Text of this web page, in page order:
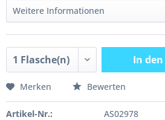
Weitere Informationen
In den
Merken Bewerten
Artikel-Nr.: AS02978